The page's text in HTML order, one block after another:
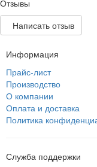
Отзывы
Написать отзыв
Информация
Прайс-лист
Производство
О компании
Оплата и доставка
Политика
Служба поддержки